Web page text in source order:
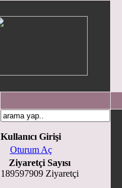
Kullanıcı Girişi
Oturum Aç
Ziyaretçi Sayısı
189597909 Ziyaretçi